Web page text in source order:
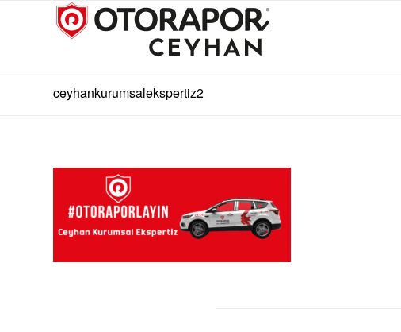
ceyhankurumsalekspertiz2